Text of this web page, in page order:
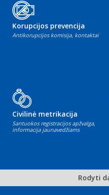
Korupcijos prevencija
Antikorupcijos komisija, kontaktai
Civilinė metrikacija
Santuokos registracijos apžvalga,
informacija jaunavedžiams
Rodyti